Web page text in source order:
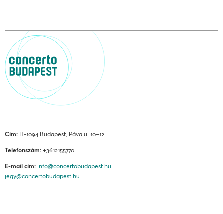
Cím: H-1094 Budapest, Páva u. 10–12.
Telefonszám: +3612155770
E-mail cím: info@concertobudapest.hu
jegy@concertobudapest.hu